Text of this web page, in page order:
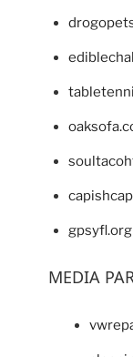
gpsyfl.org
MEDIA